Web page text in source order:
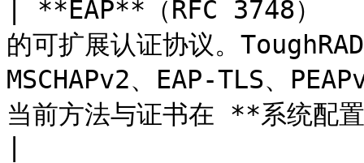
| **EAP**（RFC 3748
的可扩展认证协议。
MSCHAPv2、EAP-TLS、
当前方法与证书在 **系统配